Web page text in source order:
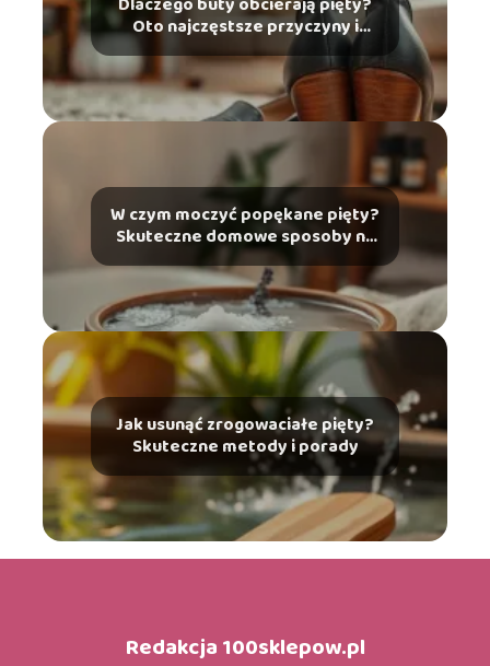
Oto najczęstsze przyczyny i
rozwiązania
W czym moczyć popękane pięty?
Skuteczne domowe sposoby na
ulgę
Jak usunąć zrogowaciałe pięty?
Skuteczne metody i porady
Redakcja 100sklepow.pl